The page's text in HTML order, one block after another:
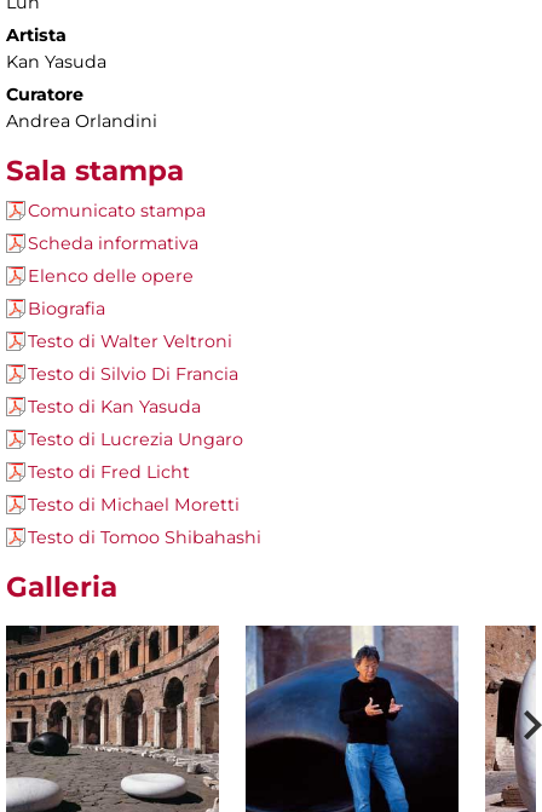
Artista
Kan Yasuda
Curatore
Andrea Orlandini
Sala stampa
Comunicato stampa
Scheda informativa
Elenco delle opere
Biografia
Testo di Walter Veltroni
Testo di Silvio Di Francia
Testo di Kan Yasuda
Testo di Lucrezia Ungaro
Testo di Fred Licht
Testo di Michael Moretti
Testo di Tomoo Shibahashi
Galleria